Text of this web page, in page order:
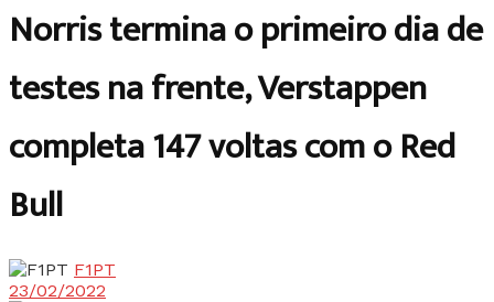
Norris termina o primeiro dia de
testes na frente, Verstappen
completa 147 voltas com o Red
Bull
F1PT
23/02/2022